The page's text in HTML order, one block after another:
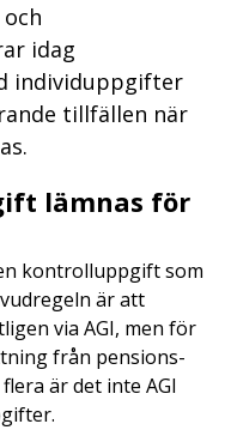
idag
individuppgifter
tillfällen när
lämnas för
kontrolluppgift som
är att
via AGI, men för
från pensions-
är det inte AGI